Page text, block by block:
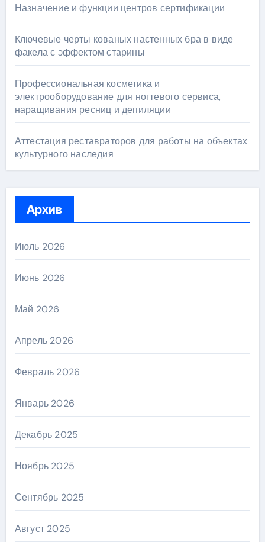
Назначение и функции центров сертификации
Ключевые черты кованых настенных бра в виде
факела с эффектом старины
Профессиональная косметика и
электрооборудование для ногтевого сервиса,
наращивания ресниц и депиляции
Аттестация реставраторов для работы на объектах
культурного наследия
Архив
Июль 2026
Июнь 2026
Май 2026
Апрель 2026
Февраль 2026
Январь 2026
Декабрь 2025
Ноябрь 2025
Сентябрь 2025
Август 2025